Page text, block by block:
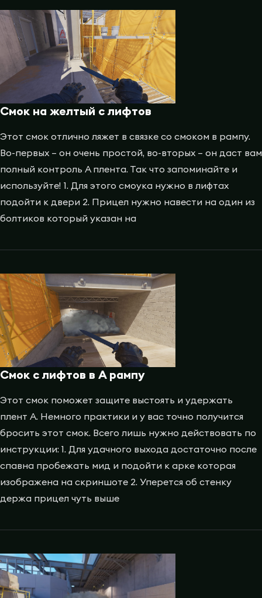
Смок на желтый с лифтов
Этот смок отлично ляжет в связке со смоком в рампу.
Во-первых – он очень простой, во-вторых – он даст вам
полный контроль A плента. Так что запоминайте и
используйте! 1. Для этого смоука нужно в лифтах
подойти к двери 2. Прицел нужно навести на один из
болтиков который указан на
Смок с лифтов в A рампу
Этот смок поможет защите выстоять и удержать
плент A. Немного практики и у вас точно получится
бросить этот смок. Всего лишь нужно действовать по
инструкции: 1. Для удачного выхода достаточно после
спавна пробежать мид и подойти к арке которая
изображена на скриншоте 2. Уперется об стенку
держа прицел чуть выше